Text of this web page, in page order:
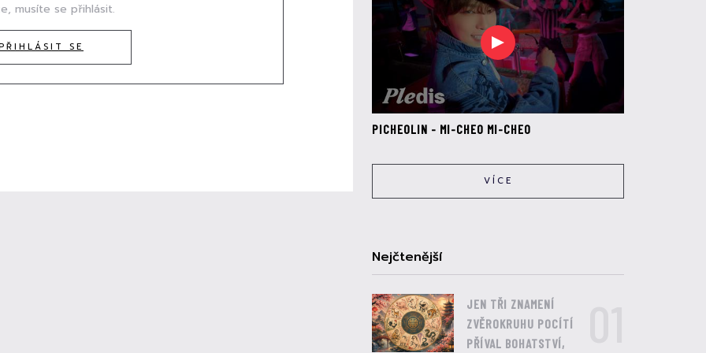
musíte se přihlásit.
SE
PICHEOLIN - MI-CHEO MI-CHEO
VÍCE
Nejčtenější
JEN TŘI ZNAMENÍ
ZVĚROKRUHU POCÍTÍ
PŘÍVAL BOHATSTVÍ,